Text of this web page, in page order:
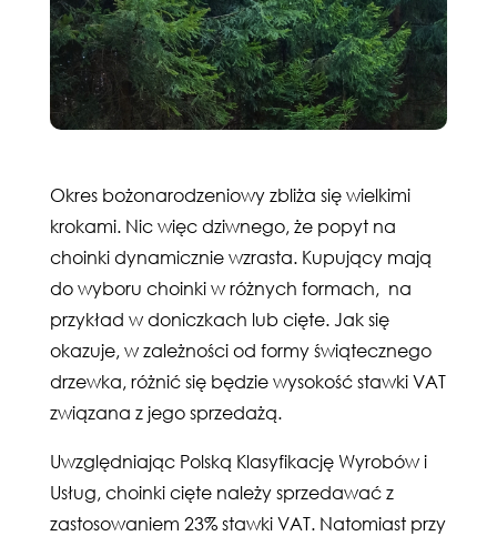
Okres bożonarodzeniowy zbliża się wielkimi
krokami. Nic więc dziwnego, że popyt na
choinki dynamicznie wzrasta. Kupujący mają
do wyboru choinki w różnych formach, na
przykład w doniczkach lub cięte. Jak się
okazuje, w zależności od formy świątecznego
drzewka, różnić się będzie wysokość stawki VAT
związana z jego sprzedażą.
Uwzględniając Polską Klasyfikację Wyrobów i
Usług, choinki cięte należy sprzedawać z
zastosowaniem 23% stawki VAT. Natomiast przy